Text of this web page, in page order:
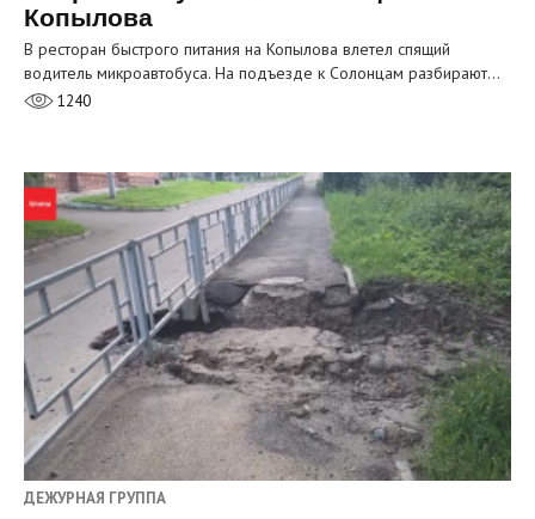
Копылова
В ресторан быстрого питания на Копылова влетел спящий
водитель микроавтобуса. На подъезде к Солонцам разбирают…
1240
ДЕЖУРНАЯ ГРУППА